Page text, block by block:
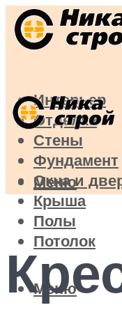
Интерьер
Отделка
Стены
Фундамент
Окна и
Крыша
Полы
Потолок
Меню
Меню